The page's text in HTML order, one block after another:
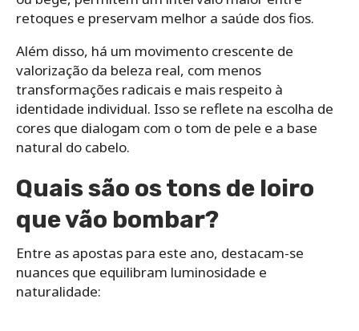
retoques e preservam melhor a saúde dos fios.
Além disso, há um movimento crescente de
valorização da beleza real, com menos
transformações radicais e mais respeito à
identidade individual. Isso se reflete na escolha de
cores que dialogam com o tom de pele e a base
natural do cabelo.
Quais são os tons de loiro
que vão bombar?
Entre as apostas para este ano, destacam-se
nuances que equilibram luminosidade e
naturalidade: